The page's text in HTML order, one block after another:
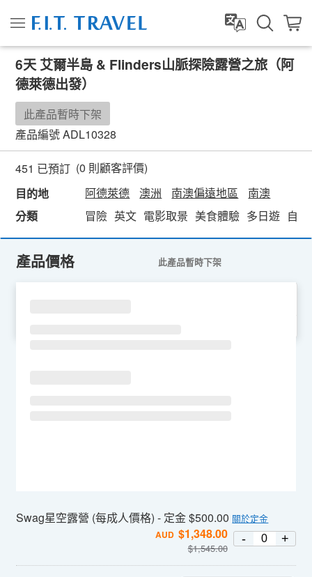
6天 艾爾半島 & Flinders山脈探險露營之旅（阿
德萊德出發）
此產品暫時下架
產品編號ADL10328
451 已預訂 (0 則顧客評價)
目的地
阿德萊德 澳洲 南澳偏遠地區
南澳
分類
冒險 英文 電影取景 美食體驗 多日遊 自
產品價格 此產品暫時下架
Swag星空露營 (每成人價格) - 定金 $500.00 關於定金
AUD $1,348.00
$1,545.00
- +